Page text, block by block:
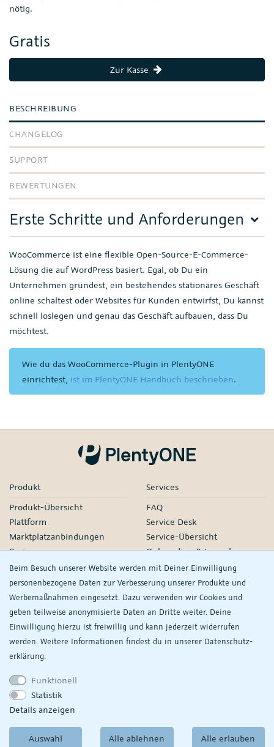
Beim Besuch unserer Website werden mit Deiner Einwilligung
personenbezogene Daten zur Verbesserung unserer Produkte und
Werbemaßnahmen eingesetzt. Dazu verwenden wir Cookies und
geben teilweise anonymisierte Daten an Dritte weiter. Deine
Einwilligung hierzu ist freiwillig und kann jederzeit widerrufen
werden. Weitere Informationen findest du in unserer Daten­schutz­
erklärung.
Funktionell
Statistik
Details anzeigen
Auswahl Alle ablehnen Alle erlauben
nötig.
Gratis
Zur Kasse
BESCHREIBUNG
CHANGELOG
SUPPORT
BEWERTUNGEN
Erste Schritte und Anforderungen
WooCommerce ist eine flexible Open-Source-E-Commerce-
Lösung die auf WordPress basiert. Egal, ob Du ein
Unternehmen gründest, ein bestehendes stationäres Geschäft
online schaltest oder Websites für Kunden entwirfst, Du kannst
schnell loslegen und genau das Geschäft aufbauen, dass Du
möchtest.
Wie du das WooCommerce-Plugin in PlentyONE
einrichtest, ist im PlentyONE Handbuch beschrieben.
Produkt
Produkt-Übersicht
Plattform
Marktplatzanbindungen
Preise
Services
FAQ
Service Desk
Service-Übersicht
Onboarding & Launch
Services
Managed Services
Partner-Netzwerk
Webinare
Knowledge
plentyDevelopers
Product Information Hub
Unternehmen